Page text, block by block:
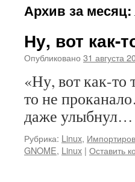
содержимому
Архив за месяц:
Ну, вот как-
Опубликовано 31 августа
«Ну, вот как-то
то не
даже улыбнул…
Рубрика: Linux,
GNOME, Linux | Оставить